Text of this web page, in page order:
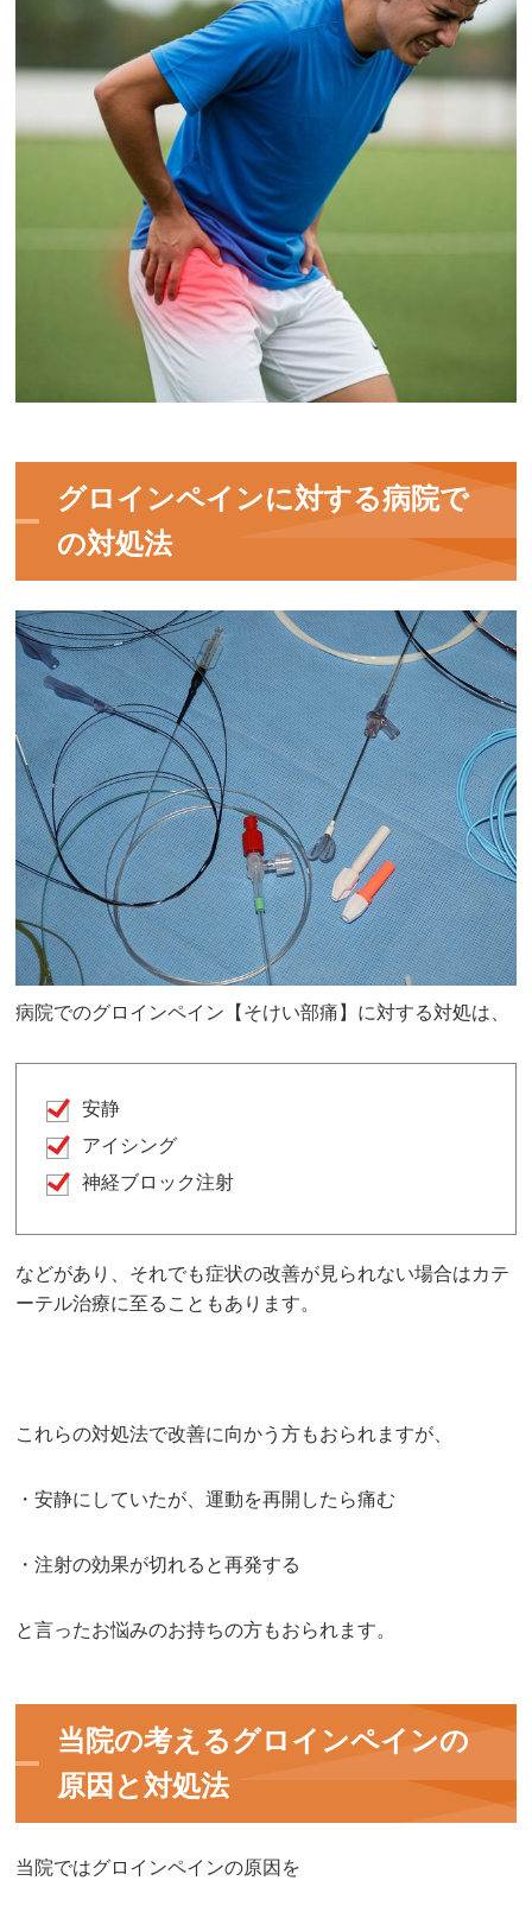
グロインペインに対する病院で
の対処法
病院でのグロインペイン【そけい部痛】に対する対処は、
安静
アイシング
神経ブロック注射
などがあり、それでも症状の改善が見られない場合はカテ
ーテル治療に至ることもあります。
これらの対処法で改善に向かう方もおられますが、
・安静にしていたが、運動を再開したら痛む
・注射の効果が切れると再発する
と言ったお悩みのお持ちの方もおられます。
当院の考えるグロインペインの
原因と対処法
当院ではグロインペインの原因を